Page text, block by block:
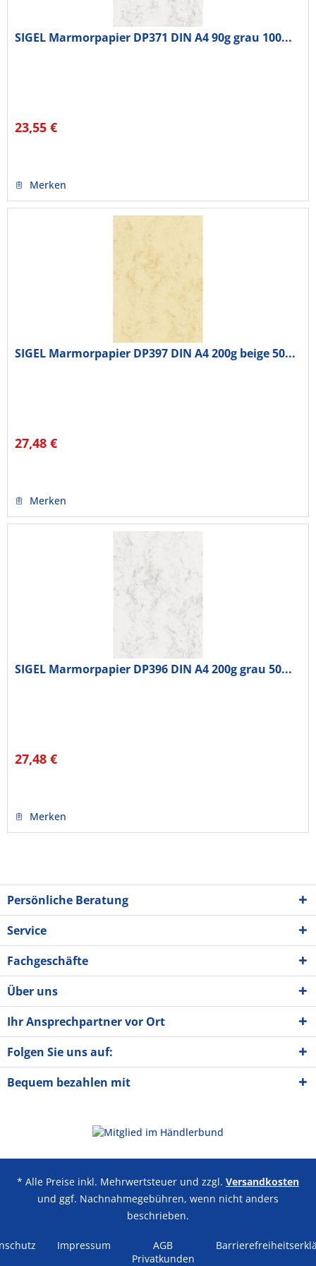
SIGEL Marmorpapier DP371 DIN A4 90g grau 100...
23,55 €
Merken
SIGEL Marmorpapier DP397 DIN A4 200g beige 50...
27,48 €
Merken
SIGEL Marmorpapier DP396 DIN A4 200g grau 50...
27,48 €
Merken
Persönliche Beratung
Service
Fachgeschäfte
Über uns
Ihr Ansprechpartner vor Ort
Folgen Sie uns auf:
Bequem bezahlen mit
* Alle Preise inkl. Mehrwertsteuer und zzgl. Versandkosten
und ggf. Nachnahmegebühren, wenn nicht anders
beschrieben.
Impressum
AGB
Privatkunden